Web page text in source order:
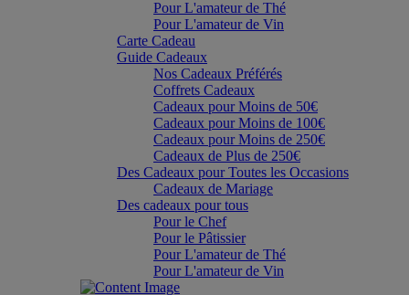
Pour L'amateur de Thé
Pour L'amateur de Vin
Carte Cadeau
Guide Cadeaux
Nos Cadeaux Préférés
Coffrets Cadeaux
Cadeaux pour Moins de 50€
Cadeaux pour Moins de 100€
Cadeaux pour Moins de 250€
Cadeaux de Plus de 250€
Des Cadeaux pour Toutes les Occasions
Cadeaux de Mariage
Des cadeaux pour tous
Pour le Chef
Pour le Pâtissier
Pour L'amateur de Thé
Pour L'amateur de Vin